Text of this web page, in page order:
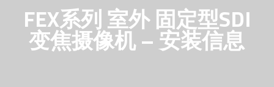
FEX系列 室外 固定型SDI
变焦摄像机 – 安装信息